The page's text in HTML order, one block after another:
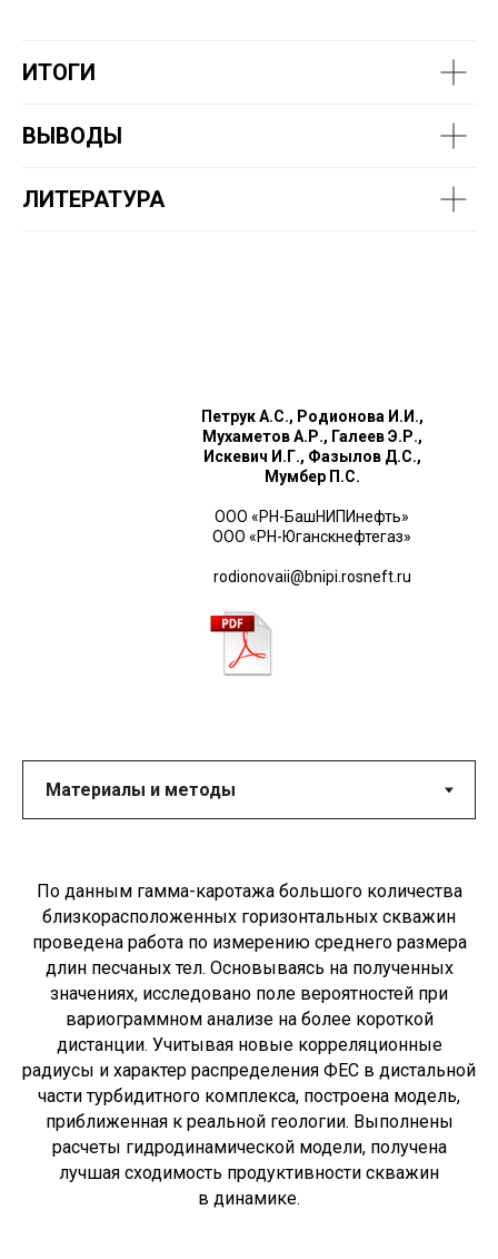
ИТОГИ
ВЫВОДЫ
ЛИТЕРАТУРА
Петрук А.С., Родионова И.И.,
Мухаметов А.Р., Галеев Э.Р.,
Искевич И.Г., Фазылов Д.С.,
Мумбер П.С.
ООО «РН-БашНИПИнефть»
ООО «РН-Юганскнефтегаз»
rodionovaii@bnipi.rosneft.ru
По данным гамма-каротажа большого количества
близкорасположенных горизонтальных скважин
проведена работа по измерению среднего размера
длин песчаных тел. Основываясь на полученных
значениях, исследовано поле вероятностей при
вариограммном анализе на более короткой
дистанции. Учитывая новые корреляционные
радиусы и характер распределения ФЕС в дистальной
части турбидитного комплекса, построена модель,
приближенная к реальной геологии. Выполнены
расчеты гидродинамической модели, получена
лучшая сходимость продуктивности скважин
в динамике.